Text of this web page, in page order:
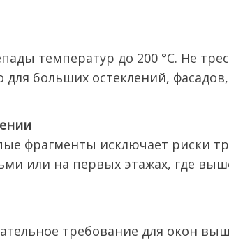
температур до 200 °C. Не
больших остеклений,
фрагменты исключает риски
или на первых этажах, где
требование для окон